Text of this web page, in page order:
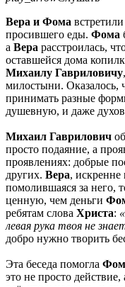
Вера и Фома
просившего еды. Фома
а Вера расстроилась,
оставшейся дома
Михаилу Гавриловичу
милостыни.
принимать разные
душевную, и даже
Михаил Гаврилович
просто подаяние, а
проявлениях: добрые
других. Вера, искренне
помолившаяся за него,
ценную, чем деньги
ребятам слова Христа:
левая рука твоя не
добро нужно творить
Эта беседа помогла
это не просто